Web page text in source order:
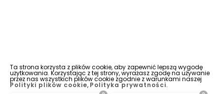
Ta strona korzysta z plików cookie, aby zapewnić lepszą wygodę
użytkowania. Korzystając z tej strony, wyrażasz zgodę na używanie
przez nas wszystkich plików cookie zgodnie z warunkami naszej
Polityki plików cookie, Polityka prywatności.